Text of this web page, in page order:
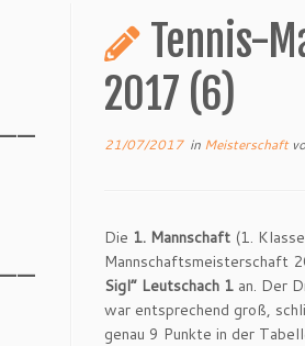
Tennis-
2017 (6)
21/07/2017in Meisterschaft
Die 1. Mannschaft (1.
Mannschaftsmeisterschaft
Sigl“ Leutschach 1 an. Der
war entsprechend groß,
genau 9 Punkte in der